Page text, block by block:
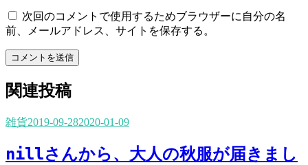
次回のコメントで使用するためブラウザーに自分の名
前、メールアドレス、サイトを保存する。
コメントを送信
関連投稿
雑貨2019-09-282020-01-09
nillさんから、大人の秋服が届きまし